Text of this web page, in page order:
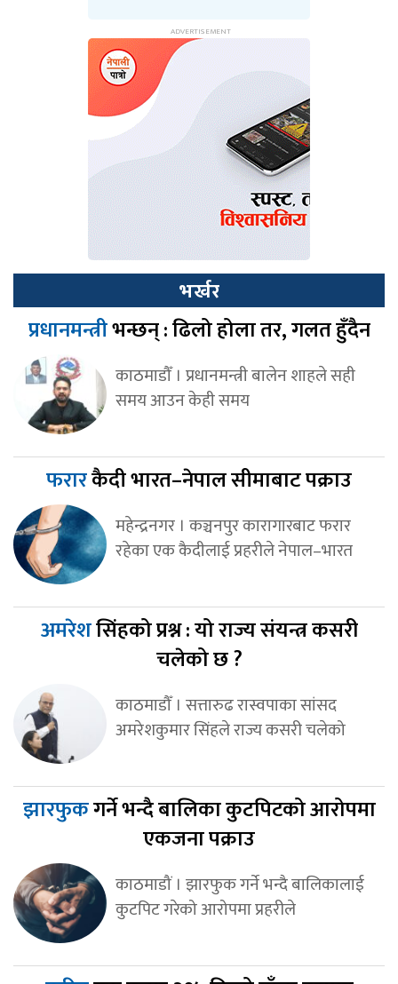
भर्खर
प्रधानमन्त्रीभन्छन् : ढिलो होला तर, गलत हुँदैन
काठमाडौँ । प्रधानमन्त्री बालेन शाहले सही
समय आउन केही समय
फरारकैदी भारत–नेपाल सीमाबाट पक्राउ
महेन्द्रनगर । कञ्चनपुर कारागारबाट फरार
रहेका एक कैदीलाई प्रहरीले नेपाल–भारत
अमरेशसिंहको प्रश्न : यो राज्य संयन्त्र कसरी
चलेको छ ?
काठमाडौँ । सत्तारुढ रास्वपाका सांसद
अमरेशकुमार सिंहले राज्य कसरी चलेको
झारफुकगर्ने भन्दै बालिका कुटपिटको आरोपमा
एकजना पक्राउ
काठमाडौं । झारफुक गर्ने भन्दै बालिकालाई
कुटपिट गरेको आरोपमा प्रहरीले